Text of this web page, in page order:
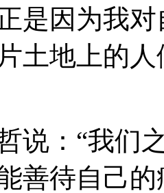
是因为我
土地上的
说：“我们
善待自己